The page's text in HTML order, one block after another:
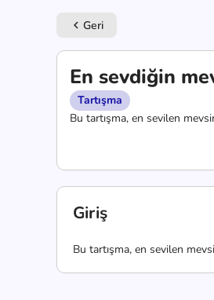
keyboard_arrow_left Geri
En sevdiğin
Tartışma
Bu tartışma, en sevilen
Giriş
Bu tartışma, en sevilen